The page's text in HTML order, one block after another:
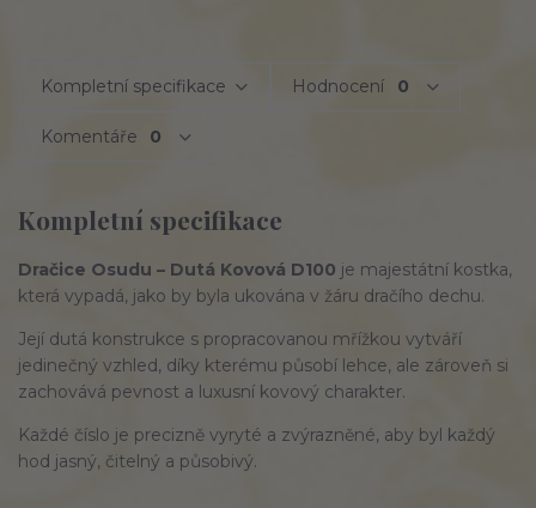
Kompletní specifikace Hodnocení 0
Komentáře 0
Kompletní specifikace
Dračice Osudu – Dutá Kovová D100 je majestátní kostka,
která vypadá, jako by byla ukována v žáru dračího dechu.
Její dutá konstrukce s propracovanou mřížkou vytváří
jedinečný vzhled, díky kterému působí lehce, ale zároveň si
zachovává pevnost a luxusní kovový charakter.
Každé číslo je precizně vyryté a zvýrazněné, aby byl každý
hod jasný, čitelný a působivý.